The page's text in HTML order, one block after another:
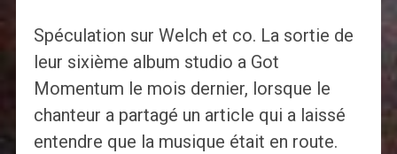
Spéculation sur Welch et co. La sortie de
leur sixième album studio a Got
Momentum le mois dernier, lorsque le
chanteur a partagé un article qui a laissé
entendre que la musique était en route.